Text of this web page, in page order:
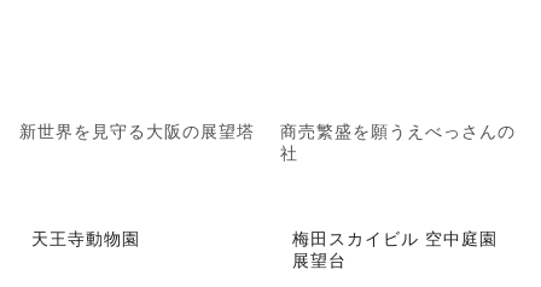
新世界を見守る大阪の展望塔
商売繁盛を願うえべっさんの
社
天王寺動物園
梅田スカイビル 空中庭園
展望台